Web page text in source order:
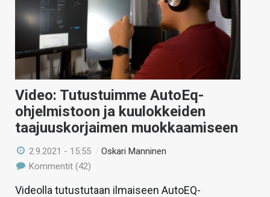
Video: Tutustuimme AutoEq-
ohjelmistoon ja kuulokkeiden
taajuuskorjaimen muokkaamiseen
2.9.2021 - 15:55 /Oskari Manninen
Kommentit (42)
Videolla tutustutaan ilmaiseen AutoEQ-